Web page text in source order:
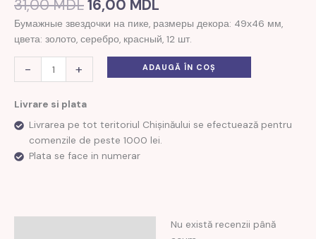
31,00MDL16,00 MDL
Бумажные звездочки на пике, размеры декора: 49х46 мм,
цвета: золото, серебро, красный, 12 шт.
- + ADAUGĂ ÎN COȘ
Livrare si plata
Livrarea pe tot teritoriul Chișinăului se efectuează pentru
comenzile de peste 1000 lei.
Plata se face in numerar
Nu există recenzii până